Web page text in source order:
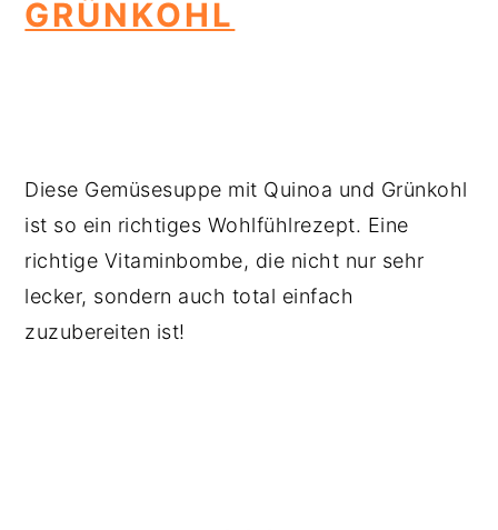
GRÜNKOHL
Diese Gemüsesuppe mit Quinoa und Grünkohl
ist so ein richtiges Wohlfühlrezept. Eine
richtige Vitaminbombe, die nicht nur sehr
lecker, sondern auch total einfach
zuzubereiten ist!